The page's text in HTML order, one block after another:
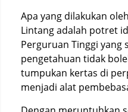
Apa yang dilakukan
Lintang adalah potret
Perguruan Tinggi yang
pengetahuan tidak
tumpukan kertas di
menjadi alat